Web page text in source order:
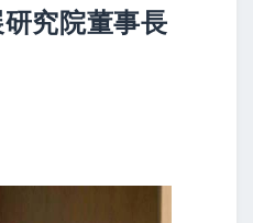
究院董事長